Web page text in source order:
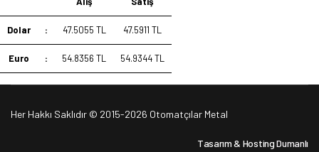
Dolar : 47.5055 TL 47.5911 TL
Euro : 54.8356 TL 54.9344 TL
Her Hakkı Saklıdır © 2015-2026 Otomatçılar Metal
Tasarım & HostingDumanlı